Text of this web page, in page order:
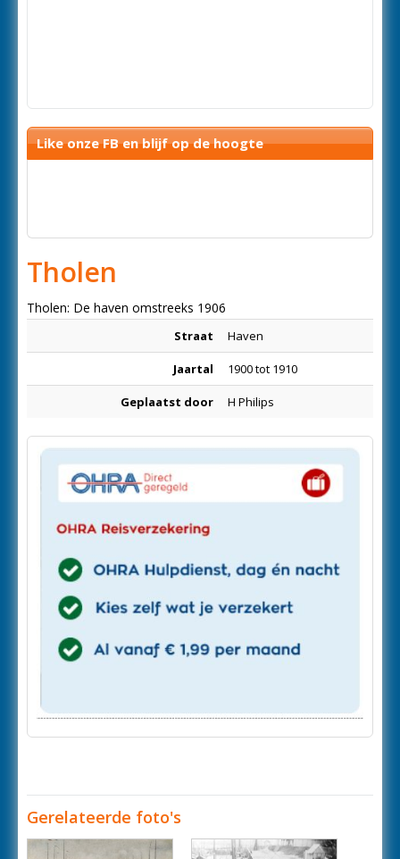
Like onze FB en blijf op de hoogte
Tholen
Tholen: De haven omstreeks 1906
Straat Haven
Jaartal 1900 tot 1910
Geplaatst door H Philips
Gerelateerde foto's